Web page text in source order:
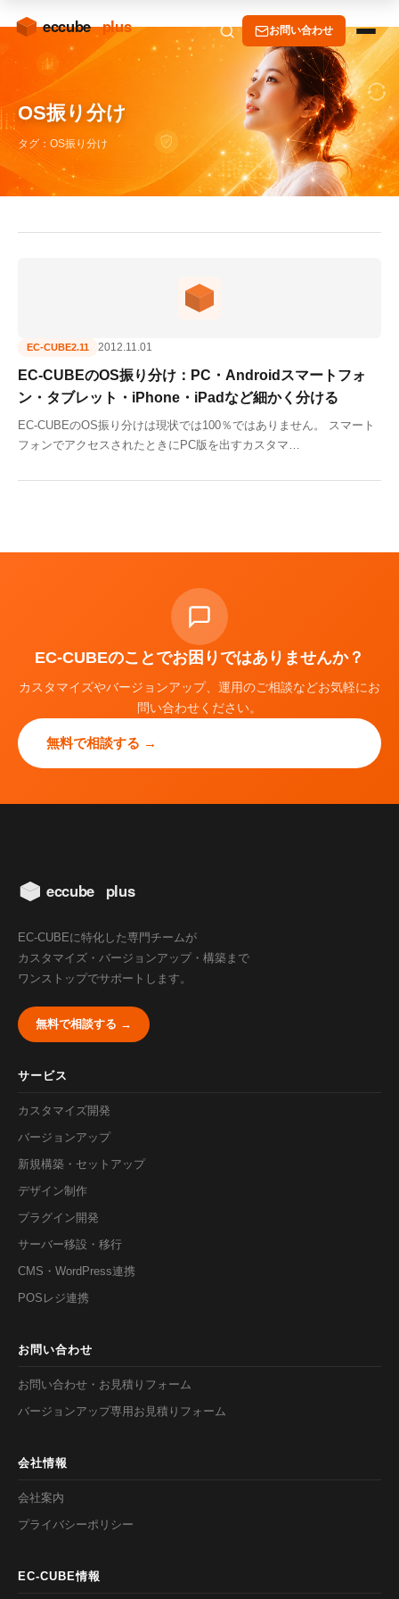
お問い合わせ
OS振り分け
タグ：OS振り分け
EC-CUBE2.11 2012.11.01
EC-CUBEのOS振り分け：PC・Androidスマートフォ
ン・タブレット・iPhone・iPadなど細かく分ける
EC-CUBEのOS振り分けは現状では100％ではありません。 スマート
フォンでアクセスされたときにPC版を出すカスタマ…
EC-CUBEのことでお困りではありませんか？
カスタマイズやバージョンアップ、運用のご相談などお気軽にお
問い合わせください。
無料で相談する →
EC-CUBEに特化した専門チームが
カスタマイズ・バージョンアップ・構築まで
ワンストップでサポートします。
無料で相談する →
サービス
カスタマイズ開発
バージョンアップ
新規構築・セットアップ
デザイン制作
プラグイン開発
サーバー移設・移行
CMS・WordPress連携
POSレジ連携
お問い合わせ
お問い合わせ・お見積りフォーム
バージョンアップ専用お見積りフォーム
会社情報
会社案内
プライバシーポリシー
EC-CUBE情報